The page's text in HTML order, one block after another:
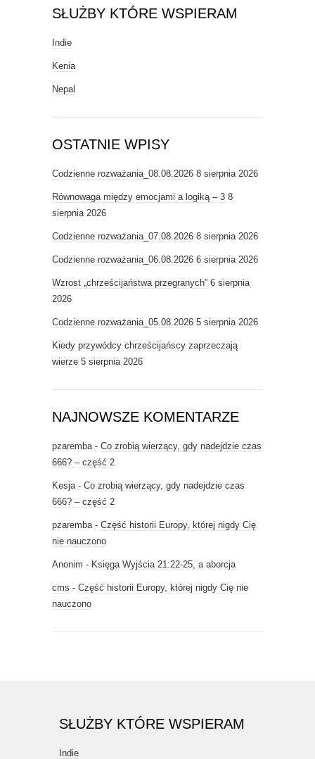
SŁUŻBY KTÓRE WSPIERAM
Indie
Kenia
Nepal
OSTATNIE WPISY
Codzienne rozważania_08.08.2026 8 sierpnia 2026
Równowaga między emocjami a logiką – 3 8
sierpnia 2026
Codzienne rozważania_07.08.2026 8 sierpnia 2026
Codzienne rozważania_06.08.2026 6 sierpnia 2026
Wzrost „chrześcijaństwa przegranych” 6 sierpnia
2026
Codzienne rozważania_05.08.2026 5 sierpnia 2026
Kiedy przywódcy chrześcijańscy zaprzeczają
wierze 5 sierpnia 2026
NAJNOWSZE KOMENTARZE
pzaremba- Co zrobią wierzący, gdy nadejdzie czas
666? – część 2
Kesja- Co zrobią wierzący, gdy nadejdzie czas
666? – część 2
pzaremba- Część historii Europy, której nigdy Cię
nie nauczono
Anonim - Księga Wyjścia 21:22-25, a aborcja
cms - Część historii Europy, której nigdy Cię nie
nauczono
SŁUŻBY KTÓRE WSPIERAM
Indie